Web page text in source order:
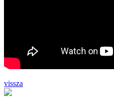
vissza